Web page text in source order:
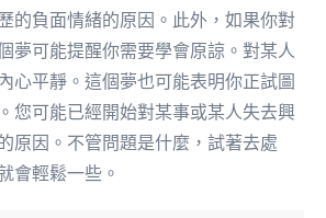
的負面情緒的原因。此外，如果你對
夢可能提醒你需要學會原諒。對某人
心平靜。這個夢也可能表明你正試圖
您可能已經開始對某事或某人失去興
原因。不管問題是什麼，試著去處
會輕鬆一些。